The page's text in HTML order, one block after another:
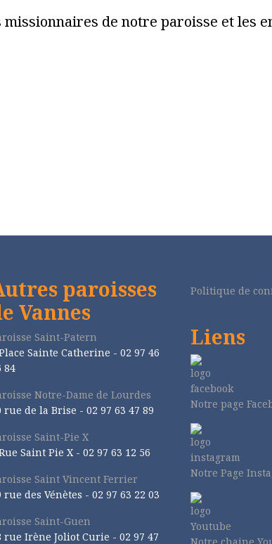
de notre paroisse et les
paroisses
Vannes
Saint-Patern
Sainte Catherine - 02 97 46
84
Notre-Dame de Lourdes
rue de la Brise - 02 97 63 47 89
Saint-Pie X
Saint Pie X - 02 97 63 12 56
Saint Vincent Ferrier
rue des Vénètes - 02 97 63 22 03
Saint-Guen
rue Irène Joliot Curie - 02 97 47
Politique de
Liens
Notre page
Notre Page